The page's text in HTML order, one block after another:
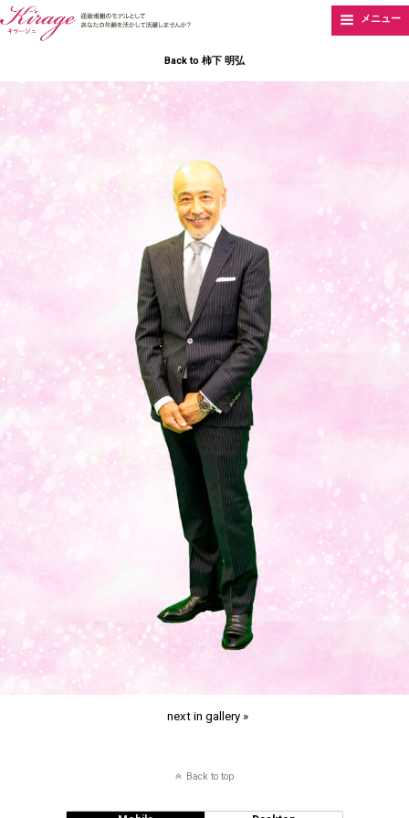
メニュー
Back to 柿下 明弘
next in gallery »
Back to top